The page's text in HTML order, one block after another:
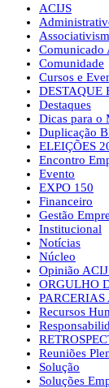
ACIJS
Comunicado
Comunidade
Cursos e
DESTAQUE
Destaques
Dicas para o
Duplicação
ELEIÇÕES
Encontro
Evento
EXPO 150
Financeiro
Gestão
Institucional
Notícias
Núcleo
Opinião
ORGULHO
PARCERIAS
Recursos
Reuniões
Solução
Soluções